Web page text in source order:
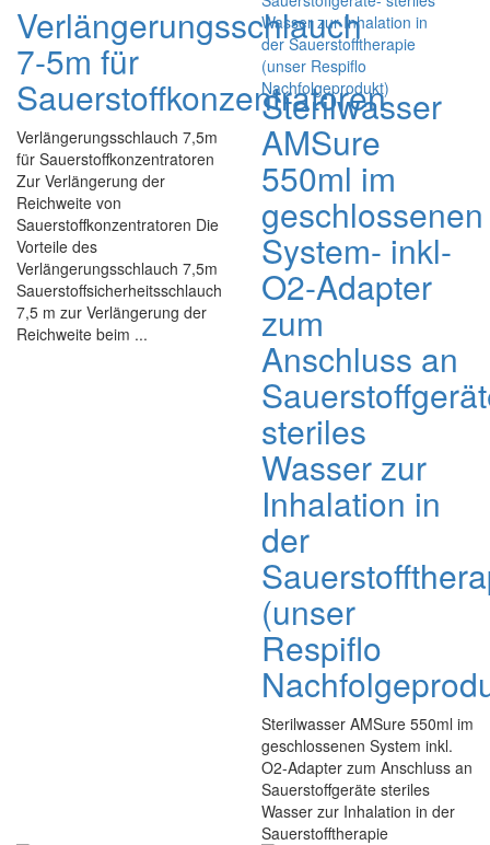
Verlängerungsschlauch
7-5m für
Sauerstoffkonzentratoren
Verlängerungsschlauch 7,5m
für Sauerstoffkonzentratoren
Zur Verlängerung der
Reichweite von
Sauerstoffkonzentratoren Die
Vorteile des
Verlängerungsschlauch 7,5m
Sauerstoffsicherheitsschlauch
7,5 m zur Verlängerung der
Reichweite beim ...
Sterilwasser
AMSure
550ml im
geschlossenen
System- inkl-
O2-Adapter
zum
Anschluss an
steriles
Wasser zur
Inhalation in
der
(unser
Respiflo
Sterilwasser AMSure 550ml im
geschlossenen System inkl.
O2-Adapter zum Anschluss an
Sauerstoffgeräte steriles
Wasser zur Inhalation in der
Sauerstofftherapie